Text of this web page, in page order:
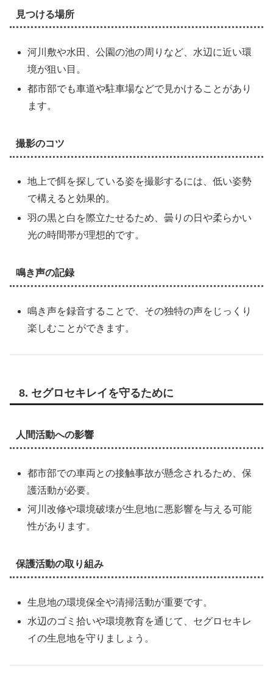
見つける場所
河川敷や水田、公園の池の周りなど、水辺に近い環
境が狙い目。
都市部でも車道や駐車場などで見かけることがあり
ます。
撮影のコツ
地上で餌を探している姿を撮影するには、低い姿勢
で構えると効果的。
羽の黒と白を際立たせるため、曇りの日や柔らかい
光の時間帯が理想的です。
鳴き声の記録
鳴き声を録音することで、その独特の声をじっくり
楽しむことができます。
8. セグロセキレイを守るために
人間活動への影響
都市部での車両との接触事故が懸念されるため、保
護活動が必要。
河川改修や環境破壊が生息地に悪影響を与える可能
性があります。
保護活動の取り組み
生息地の環境保全や清掃活動が重要です。
水辺のゴミ拾いや環境教育を通じて、セグロセキレ
イの生息地を守りましょう。